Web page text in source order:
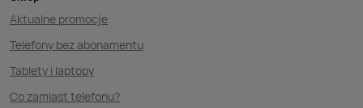
Aktualne promocje
Telefony bez abonamentu
Tablety i laptopy
Co zamiast telefonu?